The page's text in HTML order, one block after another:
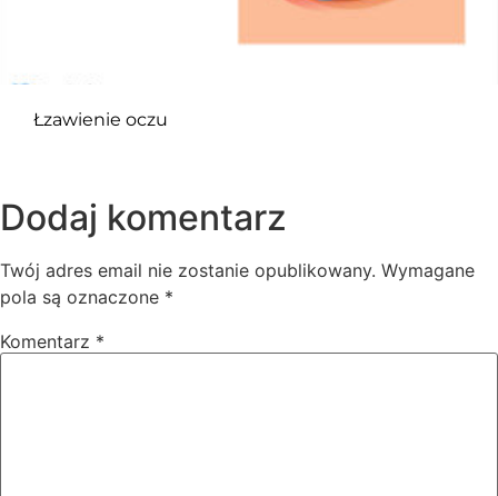
Łzawienie oczu
Dodaj komentarz
Twój adres email nie zostanie opublikowany. Wymagane
pola są oznaczone *
Komentarz *